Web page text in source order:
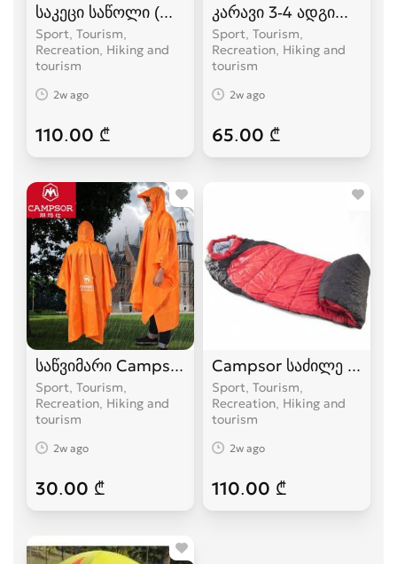
საკეცი საწოლი (ლეჟანკა) გასაშლელი საწოლი
Sport, Tourism,
Recreation, Hiking and
tourism
2w ago
110.00 ₾
კარავი 3-4 ადგილიანი
Sport, Tourism,
Recreation, Hiking and
tourism
2w ago
65.00 ₾
საწვიმარი Campsor
Sport, Tourism,
Recreation, Hiking and
tourism
2w ago
30.00 ₾
Campsor საძილე
Sport, Tourism,
Recreation, Hiking and
tourism
2w ago
110.00 ₾